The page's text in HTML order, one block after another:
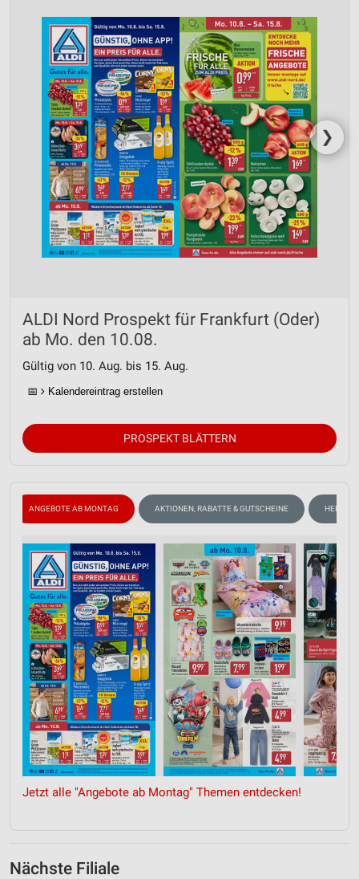
❯
ALDI Nord Prospekt für Frankfurt (Oder)
ab Mo. den 10.08.
Gültig von 10. Aug. bis 15. Aug.
📅 Kalendereintrag erstellen
PROSPEKT BLÄTTERN
ANGEBOTE AB MONTAG AKTIONEN, RABATTE & GUTSCHEINE
Jetzt alle "Angebote ab Montag" Themen entdecken!
Nächste Filiale